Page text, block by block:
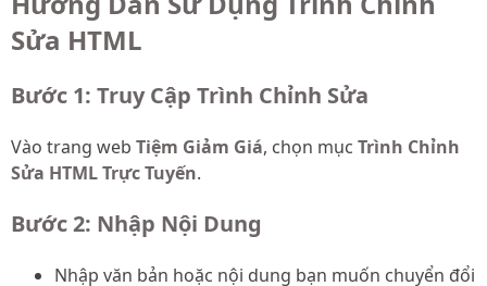
Sửa HTML
Bước 1: Truy Cập Trình Chỉnh Sửa
Vào trang web Tiệm Giảm Giá, chọn mục Trình Chỉnh
Sửa HTML Trực Tuyến.
Bước 2: Nhập Nội Dung
Nhập văn bản hoặc nội dung bạn muốn chuyển đổi